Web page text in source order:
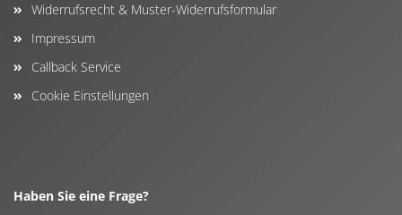
Widerrufsrecht & Muster-Widerrufsformular
Impressum
Callback Service
Cookie Einstellungen
Haben Sie eine Frage?